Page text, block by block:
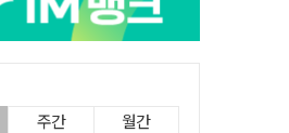
주간 월간